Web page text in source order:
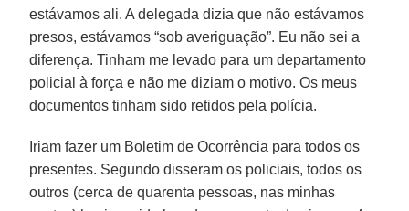
estávamos ali. A delegada dizia que não estávamos
presos, estávamos “sob averiguação”. Eu não sei a
diferença. Tinham me levado para um departamento
policial à força e não me diziam o motivo. Os meus
documentos tinham sido retidos pela polícia.
Iriam fazer um Boletim de Ocorrência para todos os
presentes. Segundo disseram os policiais, todos os
outros (cerca de quarenta pessoas, nas minhas